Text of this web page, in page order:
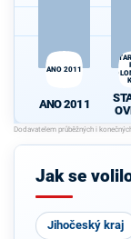
ANO 2011
ANO 2011
Jak se
Jihočeský kraj